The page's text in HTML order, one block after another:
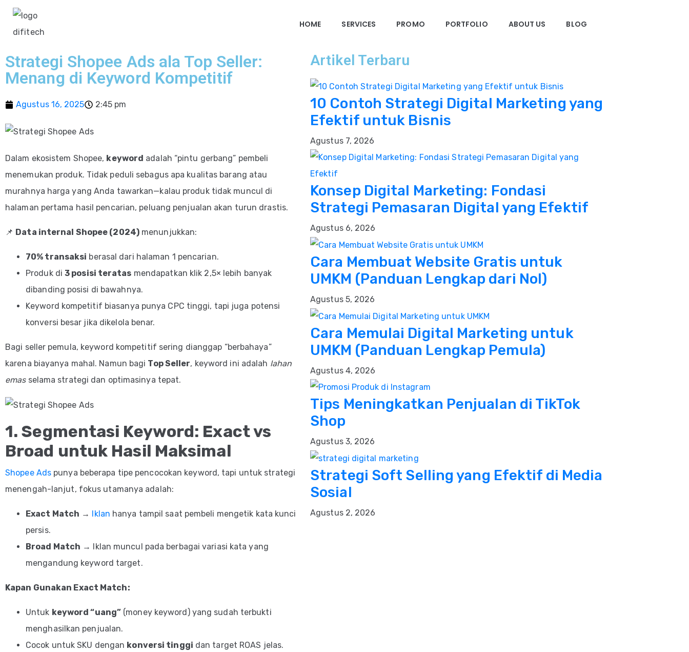
HOME SERVICES PROMO PORTFOLIO ABOUT US BLOG
Strategi Shopee Ads ala Top Seller:
Menang di Keyword Kompetitif
Agustus 16, 2025 2:45 pm
Dalam ekosistem Shopee, keyword adalah “pintu gerbang” pembeli
menemukan produk. Tidak peduli sebagus apa kualitas barang atau
murahnya harga yang Anda tawarkan—kalau produk tidak muncul di
halaman pertama hasil pencarian, peluang penjualan akan turun drastis.
📌 Data internal Shopee (2024)menunjukkan:
70% transaksi berasal dari halaman 1 pencarian.
Produk di 3 posisi teratas mendapatkan klik 2,5× lebih banyak
dibanding posisi di bawahnya.
Keyword kompetitif biasanya punya CPC tinggi, tapi juga potensi
konversi besar jika dikelola benar.
Bagi seller pemula, keyword kompetitif sering dianggap “berbahaya”
karena biayanya mahal. Namun bagi Top Seller, keyword ini adalah lahan
emasselama strategi dan optimasinya tepat.
1. Segmentasi Keyword: Exact vs
Broad untuk Hasil Maksimal
Shopee Ads punya beberapa tipe pencocokan keyword, tapi untuk strategi
menengah-lanjut, fokus utamanya adalah:
Exact Match → Iklan hanya tampil saat pembeli mengetik kata kunci
persis.
Broad Match → Iklan muncul pada berbagai variasi kata yang
mengandung keyword target.
Kapan Gunakan Exact Match:
Untuk keyword “uang” (money keyword) yang sudah terbukti
menghasilkan penjualan.
Cocok untuk SKU dengan konversi tinggi dan target ROAS jelas.
Artikel Terbaru
10 Contoh Strategi Digital Marketing yang
Efektif untuk Bisnis
Agustus 7, 2026
Konsep Digital Marketing: Fondasi
Strategi Pemasaran Digital yang Efektif
Agustus 6, 2026
Cara Membuat Website Gratis untuk
UMKM (Panduan Lengkap dari Nol)
Agustus 5, 2026
Cara Memulai Digital Marketing untuk
UMKM (Panduan Lengkap Pemula)
Agustus 4, 2026
Tips Meningkatkan Penjualan di TikTok
Shop
Agustus 3, 2026
Strategi Soft Selling yang Efektif di Media
Sosial
Agustus 2, 2026